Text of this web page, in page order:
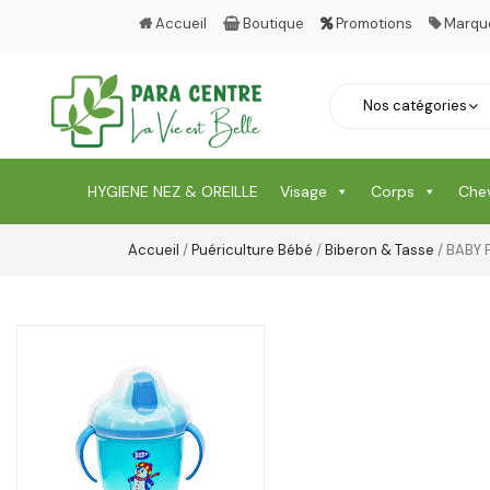
Accueil Boutique Promotions
HYGIENE NEZ & OREILLE Visage Corps
Accueil /Puériculture Bébé /Biberon & Tasse / BABY